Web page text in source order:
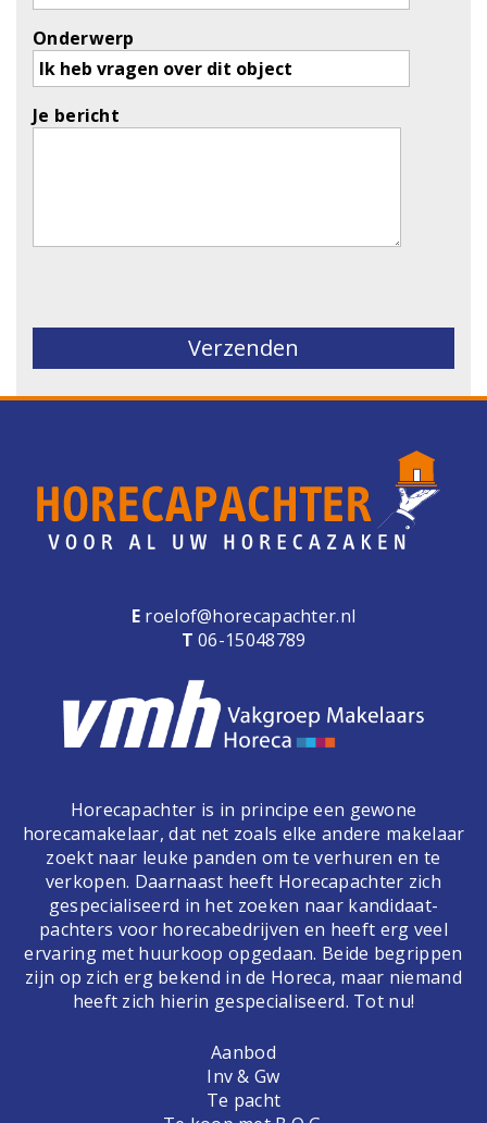
Onderwerp
Je bericht
E roelof@horecapachter.nl
T 06-15048789
Horecapachter is in principe een gewone
horecamakelaar, dat net zoals elke andere makelaar
zoekt naar leuke panden om te verhuren en te
verkopen. Daarnaast heeft Horecapachter zich
gespecialiseerd in het zoeken naar kandidaat-
pachters voor horecabedrijven en heeft erg veel
ervaring met huurkoop opgedaan. Beide begrippen
zijn op zich erg bekend in de Horeca, maar niemand
heeft zich hierin gespecialiseerd. Tot nu!
Aanbod
Inv & Gw
Te pacht